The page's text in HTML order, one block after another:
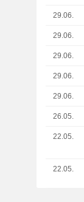
29.06.
29.06.
29.06.
29.06.
29.06.
26.05.
22.05.
22.05.